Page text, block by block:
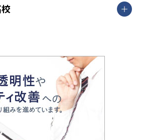
長野県
京都府 奈良県
和歌山県
岡山県 広島県
高知県
市区町村ランキング
もの受験を成功させる方法
る
な人注目！最短距離の学力
験」相談室
対策
中学受験のリアル
校・高校